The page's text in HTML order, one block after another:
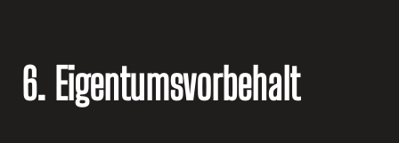
6. Eigentumsvorbehalt